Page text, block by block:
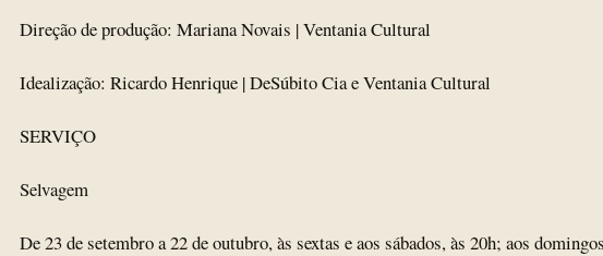
Direção de produção: Mariana Novais | Ventania Cultural
Idealização: Ricardo Henrique | DeSúbito Cia e Ventania Cultural
SERVIÇO
Selvagem
De 23 de setembro a 22 de outubro, às sextas e aos sábados, às 20h; aos